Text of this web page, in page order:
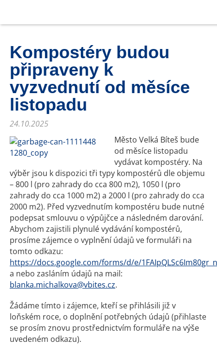
Kompostéry budou
připraveny k
vyzvednutí od měsíce
listopadu
24.10.2025
Město Velká Bíteš bude
od měsíce listopadu
vydávat kompostéry. Na
výběr jsou k dispozici tři typy kompostérů dle objemu
– 800 l (pro zahrady do cca 800 m2), 1050 l (pro
zahrady do cca 1000 m2) a 2000 l (pro zahrady do cca
2000 m2). Před vyzvednutím kompostéru bude nutné
podepsat smlouvu o výpůjčce a následném darování.
Abychom zajistili plynulé vydávání kompostérů,
prosíme zájemce o vyplnění údajů ve formuláři na
tomto odkazu:
https://docs.google.com/forms/d/e/
a nebo zasláním údajů na mail:
blanka.michalkova@vbites.cz.
Žádáme tímto i zájemce, kteří se přihlásili již v
loňském roce, o doplnění potřebných údajů (přihlaste
se prosím znovu prostřednictvím formuláře na výše
uvedeném odkazu).